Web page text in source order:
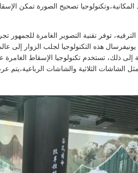
تصحيح الصورة تمكن
توفر تقنية التصوير الغامرة للجمهور
إلى ذلك، تستخدم تكنولوجيا الإسقاط
الشاشات الثلاثية والشاشات الرباعية،يتم